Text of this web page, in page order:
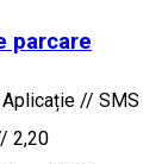
parcare
// SMS
2,20